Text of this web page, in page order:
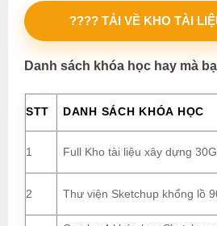
???? TẢI VỀ KHO TÀI
Danh sách khóa học hay mà
STT DANH SÁCH KHÓA HỌC
1 Full Kho tài liệu xây dựng
2 Thư viện Sketchup khổng lồ